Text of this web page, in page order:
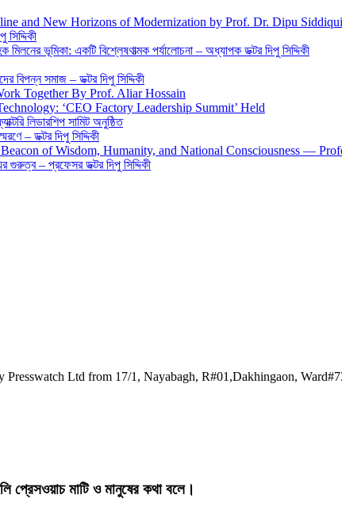
and New Horizons of Modernization by Prof. Dr. Dipu Siddiqui
ভূমিকা: একটি বিশ্লেষণাত্মক পর্যালোচনা – অধ্যাপক ডক্টর দিপু সিদ্দিকী
বিপন্ন সমাজ – ডক্টর দিপু সিদ্দিকী
Together By Prof. Aliar Hossain
‘CEO Factory Leadership Summit’ Held
লিডারশিপ সামিট অনুষ্ঠিত
– ডক্টর দিপু সিদ্দিকী
of Wisdom, Humanity, and National Consciousness —
গুরুত্ব – প্রফেসর ডক্টর দিপু সিদ্দিকী
Ltd from 17/1, Nayabagh, R#01,Dakhingaon,
প্রেসওয়াচ মাটি ও মানুষের কথা বলে।